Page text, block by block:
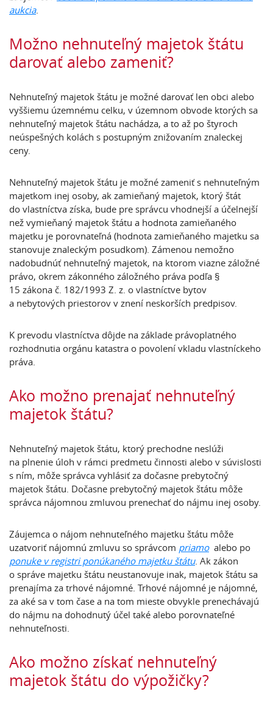
aukcia.
Možno nehnuteľný majetok štátu
darovať alebo zameniť?
Nehnuteľný majetok štátu je možné darovať len obci alebo
vyššiemu územnému celku, v územnom obvode ktorých sa
nehnuteľný majetok štátu nachádza, a to až po štyroch
neúspešných kolách s postupným znižovaním znaleckej
ceny.
Nehnuteľný majetok štátu je možné zameniť s nehnuteľným
majetkom inej osoby, ak zamieňaný majetok, ktorý štát
do vlastníctva získa, bude pre správcu vhodnejší a účelnejší
než vymieňaný majetok štátu a hodnota zamieňaného
majetku je porovnateľná (hodnota zamieňaného majetku sa
stanovuje znaleckým posudkom). Zámenou nemožno
nadobudnúť nehnuteľný majetok, na ktorom viazne záložné
právo, okrem zákonného záložného práva podľa §
15 zákona č. 182/1993 Z. z. o vlastníctve bytov
a nebytových priestorov v znení neskorších predpisov.
K prevodu vlastníctva dôjde na základe právoplatného
rozhodnutia orgánu katastra o povolení vkladu vlastníckeho
práva.
Ako možno prenajať nehnuteľný
majetok štátu?
Nehnuteľný majetok štátu, ktorý prechodne neslúži
na plnenie úloh v rámci predmetu činnosti alebo v súvislosti
s ním, môže správca vyhlásiť za dočasne prebytočný
majetok štátu. Dočasne prebytočný majetok štátu môže
správca nájomnou zmluvou prenechať do nájmu inej osoby.
Záujemca o nájom nehnuteľného majetku štátu môže
uzatvoriť nájomnú zmluvu so správcom priamoalebo po
ponuke v registri ponúkaného majetku štátu. Ak zákon
o správe majetku štátu neustanovuje inak, majetok štátu sa
prenajíma za trhové nájomné. Trhové nájomné je nájomné,
za aké sa v tom čase a na tom mieste obvykle prenechávajú
do nájmu na dohodnutý účel také alebo porovnateľné
nehnuteľnosti.
Ako možno získať nehnuteľný
majetok štátu do výpožičky?